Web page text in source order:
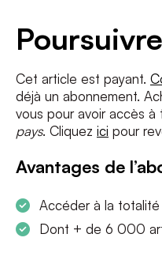
Cet article est payant.
déjà un abonnement.
vous pour avoir accès à
pays. Cliquez ici pour
Avantages de
Accéder à la
Dont + de 6 000
J'accepte les termes et